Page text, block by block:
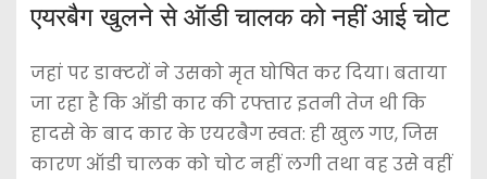
एयरबैग खुलने से ऑडी चालक को नहीं आई चोट
जहां पर डाक्टरों ने उसको मृत घोषित कर दिया। बताया
जा रहा है कि ऑडी कार की रफ्तार इतनी तेज थी कि
हादसे के बाद कार के एयरबैग स्वत: ही खुल गए, जिस
कारण ऑडी चालक को चोट नहीं लगी तथा वह उसे वहीं